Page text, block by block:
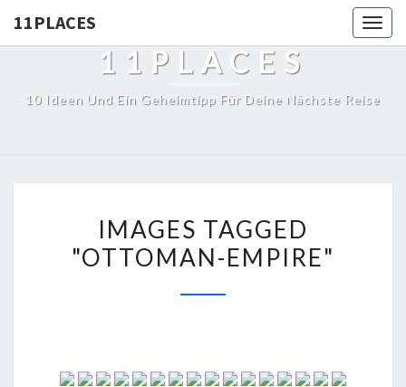
11PLACES
11PLACES
10 Ideen Und Ein Geheimtipp Für Deine Nächste Reise
IMAGES TAGGED
"OTTOMAN-EMPIRE"